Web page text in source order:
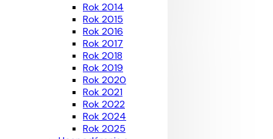
Rok 2014
Rok 2015
Rok 2016
Rok 2017
Rok 2018
Rok 2019
Rok 2020
Rok 2021
Rok 2022
Rok 2024
Rok 2025